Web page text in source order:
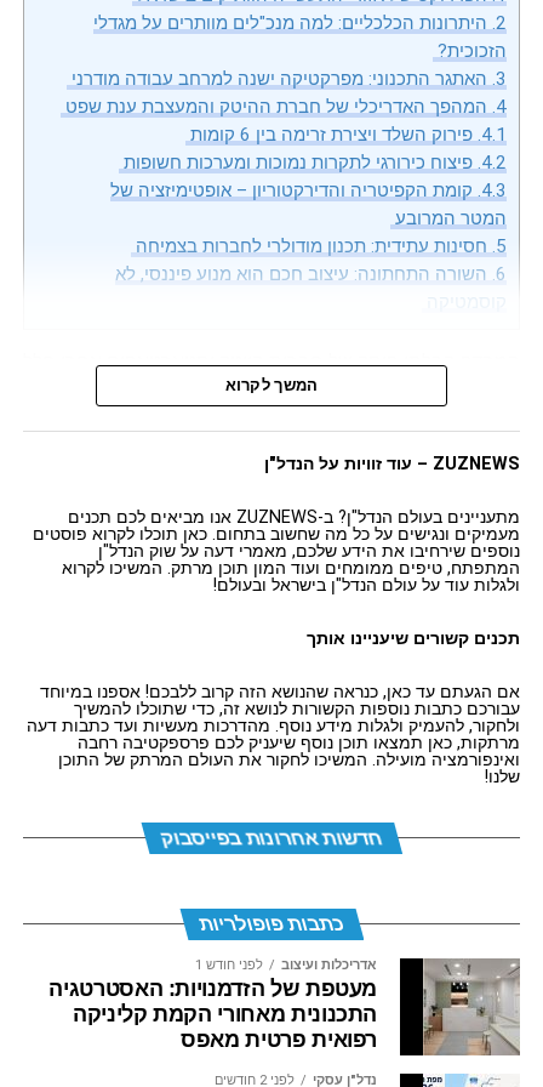
גימור פרימיום, במקום לשלם על מטרים רבועים ריקים
ומבוזבזים.
כאשר בוחנים את השאלה איך הופכים 15 מ"ר בתל אביב
למשרד בוטיק, מבינים שהמטרה היא לא "לדחוף" כמה שיותר
רהיטים מוכנים מחנויות עיצוב גנריות. המטרה היא להגדיר
מחדש כל סנטימטר רבוע כנכס מניב. משרדי מיקרו-בוטיק
מייצרים סביבה אינטימית אך עוצמתית, המאפשרת לנהל
פגישות עסקיות רגישות בדיסקרטיות מלאה, תוך שידור הצלחה
עסקית חסרת פשרות מול משקיעים ולקוחות קצה.
חציצה חכמה: איך מייצרים
הפרדה פונקציונלית בלי להקטין
את המרחב?
האתגר המרכזי בחללים קטנים, ובמיוחד כאלו המתאפיינים
אטומות וכבדות יחתוך את החלל, יחסום את מעבר האור הטבעי
ויקבור את הפוטנציאל של הנכס.
כדי לפתור את המשוואה המורכבת הזו, פתרונות האדריכלות
המודרניים נשענים על שקיפות וקלילות חומרית. תכנון חזית
חכמה – שימוש בפרופילי אלומיניום דקים (למשל בגוון שחור
2.היתרונות הכלכליים: למה מנכ"לים מוותרים על מגדלי
הזכוכית?
3.האתגר התכנוני: מפרקטיקה ישנה למרחב עבודה מודרני
4. המהפך האדריכלי של חברת ההיטק והמעצבת ענת שפט
4.1. פירוק השלד ויצירת זרימה בין 6 קומות
4.2. פיצוח כירורגי לתקרות נמוכות ומערכות חשופות
4.3. קומת הקפיטריה והדירקטוריון – אופטימיזציה של
המטר המרובע
5. חסינות עתידית: תכנון מודולרי לחברות בצמיחה
6. השורה התחתונה: עיצוב חכם הוא מנוע פיננסי, לא
קוסמטיקה
המרדף הבלתי פוסק של חברות הייטק וסטארטאפים אחרי חלל
העבודה המושלם משנה בשנים האחרונות את פניו של שוק
מגדל זכוכית חדש ונוצץ, הרי שהיום המגמה הזו חווה תפנית
יותר ויותר חברות צומחות מגלות את הפוטנציאל
הפיננסי והמותגי העצום שמסתתר דווקא במבנים ותיקים,
למשרדי קסטום-מייד פרימיום. השילוב בין
מוכיח שאין נכס מאתגר מדי – יש רק תכנון לא נכון.
הפרדוקס של אזורי התעשייה
הוותיקים בישראל
ברעננה, שכונת מונטיפיורי ומתחם יד חרוצים בתל אביב, קריית
אריה בפתח תקווה ועד לפארק המדע ברחובות –
התמונה הויזואלית דומה: שורות של בנייני משרדים שנבנו
בשנות ה-90 וה-2000 המוקדמות. מבחוץ, המבנים האלו נראים
לרוב כמו קוביות בטון אפורות, מיושנות ונטולות חן אדריכלי. הן
משדרות את עולם העסקים הישן של פעם.
המשך לקרוא
ZUZNEWS – עוד זוויות על הנדל"ן
מתעניינים בעולם הנדל"ן? ב-ZUZNEWS אנו מביאים לכם תכנים
מעמיקים ונגישים על כל מה שחשוב בתחום. כאן תוכלו לקרוא פוסטים
נוספים שירחיבו את הידע שלכם, מאמרי דעה על שוק הנדל"ן
המתפתח, טיפים ממומחים ועוד המון תוכן מרתק. המשיכו לקרוא
ולגלות עוד על עולם הנדל"ן בישראל ובעולם!
תכנים קשורים שיעניינו אותך
אם הגעתם עד כאן, כנראה שהנושא הזה קרוב ללבכם! אספנו במיוחד
עבורכם כתבות נוספות הקשורות לנושא זה, כדי שתוכלו להמשיך
ולחקור, להעמיק ולגלות מידע נוסף. מהדרכות מעשיות ועד כתבות דעה
מרתקות, כאן תמצאו תוכן נוסף שיעניק לכם פרספקטיבה רחבה
ואינפורמציה מועילה. המשיכו לחקור את העולם המרתק של התוכן
שלנו!
חדשות אחרונות בפייסבוק
כתבות פופולריות
אדריכלות ועיצוב לפני חודש 1
מעטפת של הזדמנויות: האסטרטגיה
התכנונית מאחורי הקמת קליניקה
רפואית פרטית מאפס
נדל"ן עסקי לפני 2 חודשים